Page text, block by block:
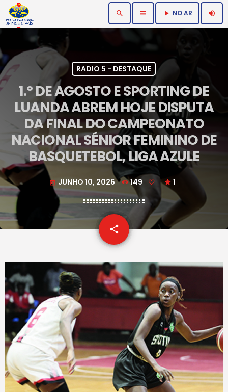
search menu play_arrow NO AR volume_up
RADIO 5 - DESTAQUE
1.º DE AGOSTO E SPORTING DE
LUANDA ABREM HOJE DISPUTA
DA FINAL DO CAMPEONATO
NACIONAL SÉNIOR FEMININO DE
BASQUETEBOL, LIGA AZULE
today JUNHO 10, 2026 149 1
share
email